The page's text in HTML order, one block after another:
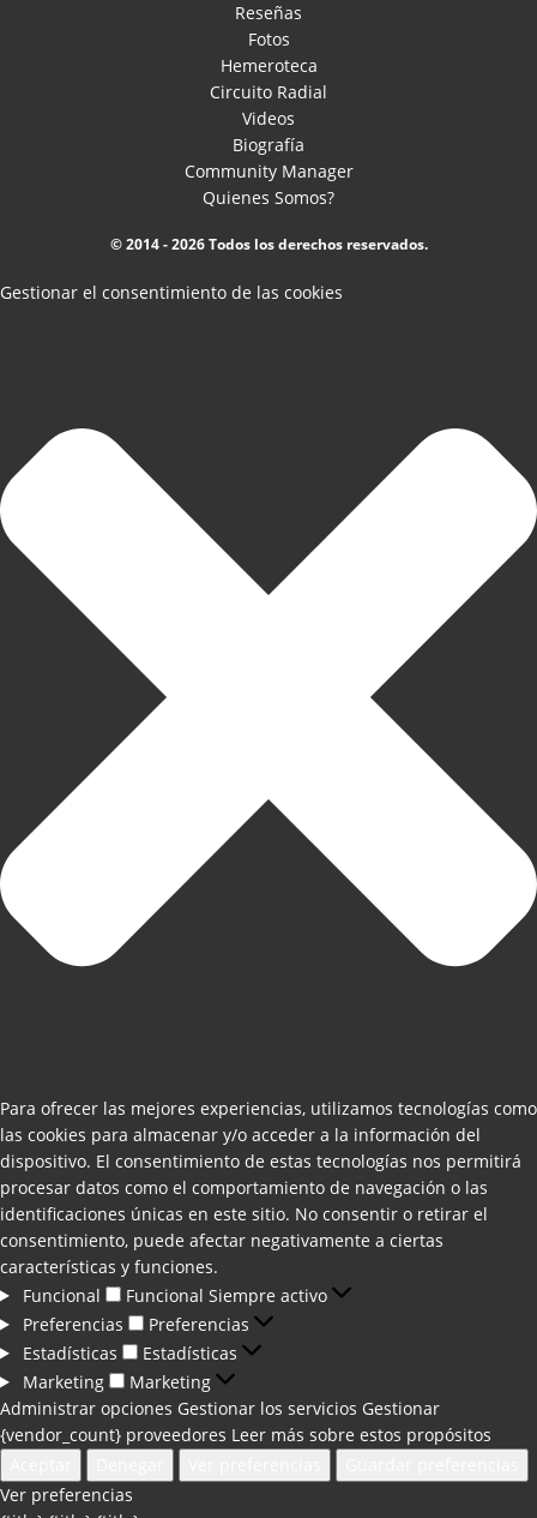
Reseñas
Fotos
Hemeroteca
Circuito Radial
Videos
Biografía
Community Manager
Quienes Somos?
© 2014 - 2026 Todos los derechos reservados.
Gestionar el consentimiento de las cookies
Para ofrecer las mejores experiencias, utilizamos tecnologías como
las cookies para almacenar y/o acceder a la información del
dispositivo. El consentimiento de estas tecnologías nos permitirá
procesar datos como el comportamiento de navegación o las
identificaciones únicas en este sitio. No consentir o retirar el
consentimiento, puede afectar negativamente a ciertas
características y funciones.
Funcional
Funcional Siempre activo
Preferencias
Preferencias
Estadísticas
Estadísticas
Marketing
Marketing
Administrar opciones Gestionar los servicios Gestionar
{vendor_count} proveedores Leer más sobre estos propósitos
Ver preferencias